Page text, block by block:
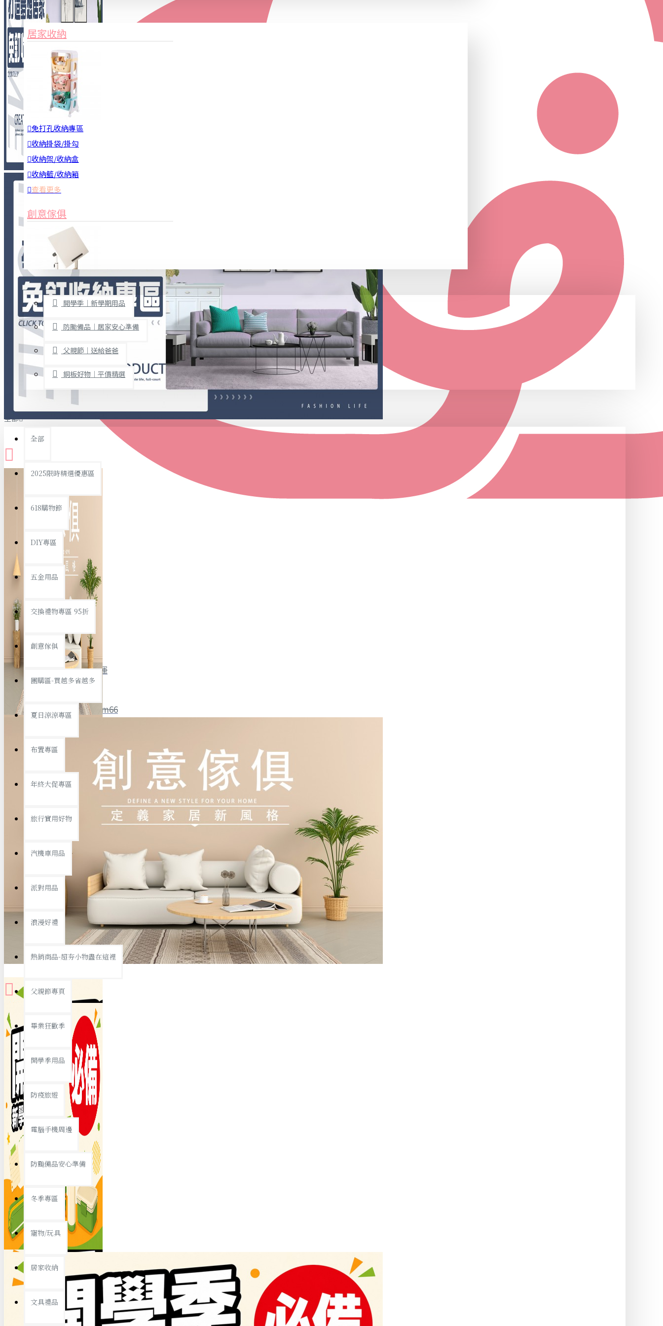
全館限時滿799免運
聯絡我們 ID : @ym66
優惠活動 最新活動
3C周邊
居家安全
居家清潔
查看更多
餐飲廚具
廚房收納
烘焙用具
隨身餐具
查看更多
文具禮品
事務用品
文具收納
書寫用品
衛浴用品
個人衛浴用品
浴室置物/收納
旅行收納
汽機車用品
查看更多
置物架/收納櫃
銅板精選
19元專區
39元專區
節慶熱賣
春節/新年
家俱&收納
居家收納
免打孔收納專區
收納掛袋/掛勾
收納架/收納盒
收納籃/收納箱
查看更多
創意傢俱
桌子/椅子
置物架/收納櫃
其他
免打孔收納專區
限時促銷
開學季｜新學期用品
防颱備品｜居家安心準備
父親節｜送給爸爸
銅板好物｜平價精選
全部
全部
2025限時精選優惠區
618購物節
DIY專區
五金用品
交換禮物專區 95折
創意傢俱
團購區-買越多省越多
夏日涼涼專區
布置專區
年終大促專區
旅行實用好物
汽機車用品
派對用品
浪漫好禮
熱銷商品-超夯小物盡在這裡
父親節專頁
畢業狂歡季
開學季用品
防疫旅遊
電腦手機周邊
防颱備品安心準備
冬季專區
寵物/玩具
居家收納
文具禮品